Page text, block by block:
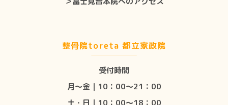
整骨院toreta 都立家政院
受付時間
月〜金｜10：00〜21：00
土・日｜10：00〜18：00